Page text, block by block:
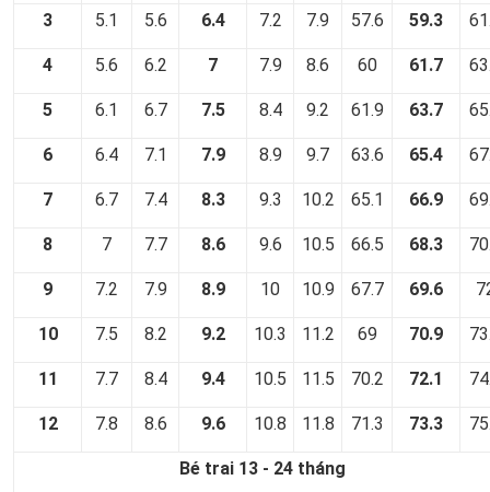
3 5.1 5.6 6.4 7.2 7.9 57.6 59.3
4 5.6 6.2 7 7.9 8.6 60 61.7
5 6.1 6.7 7.5 8.4 9.2 61.9 63.7
6 6.4 7.1 7.9 8.9 9.7 63.6 65.4
7 6.7 7.4 8.3 9.3 10.2 65.1 66.9
8 7 7.7 8.6 9.6 10.5 66.5 68.3
9 7.2 7.9 8.9 10 10.9 67.7 69.6
10 7.5 8.2 9.2 10.3 11.2 69 70.9
11 7.7 8.4 9.4 10.5 11.5 70.2 72.1
12 7.8 8.6 9.6 10.8 11.8 71.3 73.3
Bé trai 13 - 24 tháng